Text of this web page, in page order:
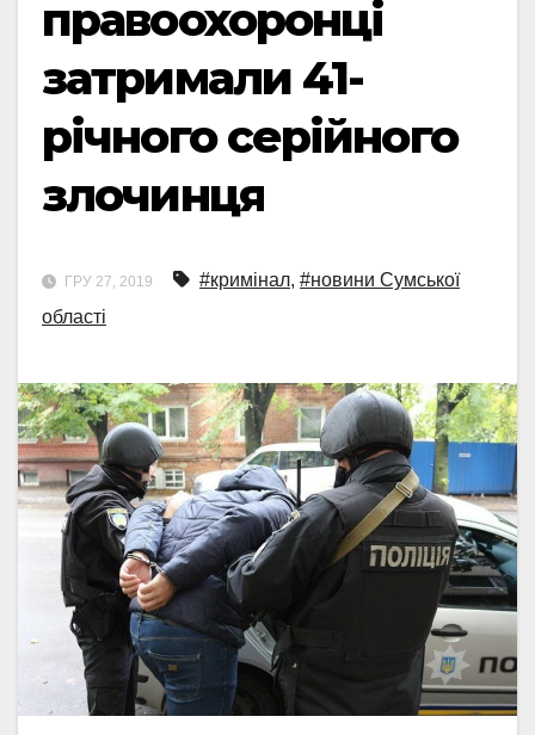
правоохоронці
затримали 41-
річного серійного
злочинця
ГРУ 27, 2019 #кримінал, #новини Сумської
області